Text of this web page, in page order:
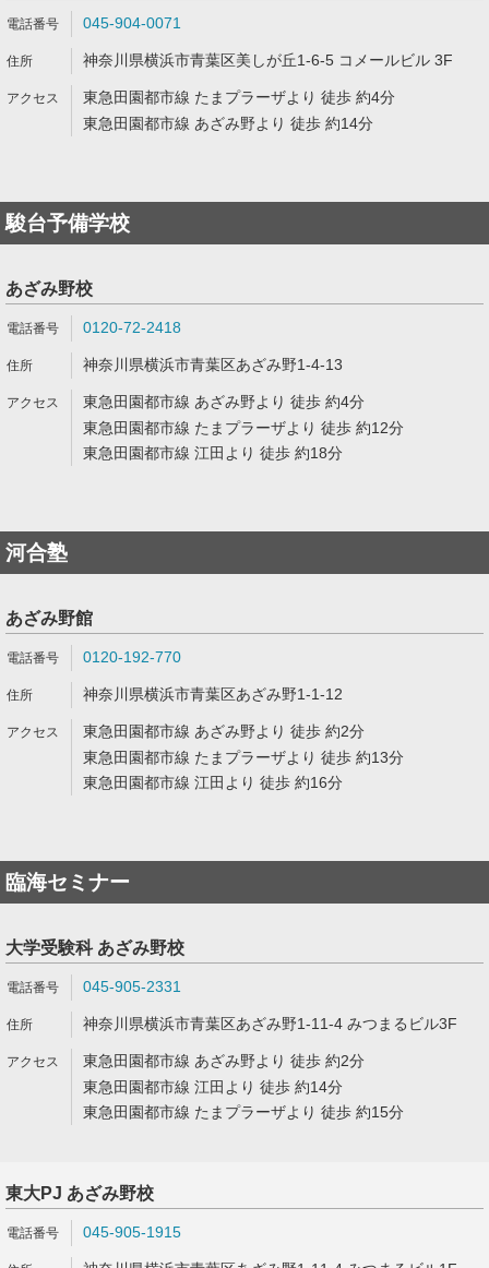
045-904-0071
神奈川県横浜市青葉区美しが丘1-6-5 コメールビル 3F
東急田園都市線 たまプラーザより 徒歩 約4分
東急田園都市線 あざみ野より 徒歩 約14分
駿台予備学校
あざみ野校
0120-72-2418
神奈川県横浜市青葉区あざみ野1-4-13
東急田園都市線 あざみ野より 徒歩 約4分
東急田園都市線 たまプラーザより 徒歩 約12分
東急田園都市線 江田より 徒歩 約18分
河合塾
あざみ野館
0120-192-770
神奈川県横浜市青葉区あざみ野1-1-12
東急田園都市線 あざみ野より 徒歩 約2分
東急田園都市線 たまプラーザより 徒歩 約13分
東急田園都市線 江田より 徒歩 約16分
臨海セミナー
大学受験科 あざみ野校
045-905-2331
神奈川県横浜市青葉区あざみ野1-11-4 みつまるビル3F
東急田園都市線 あざみ野より 徒歩 約2分
東急田園都市線 江田より 徒歩 約14分
東急田園都市線 たまプラーザより 徒歩 約15分
東大PJ あざみ野校
045-905-1915